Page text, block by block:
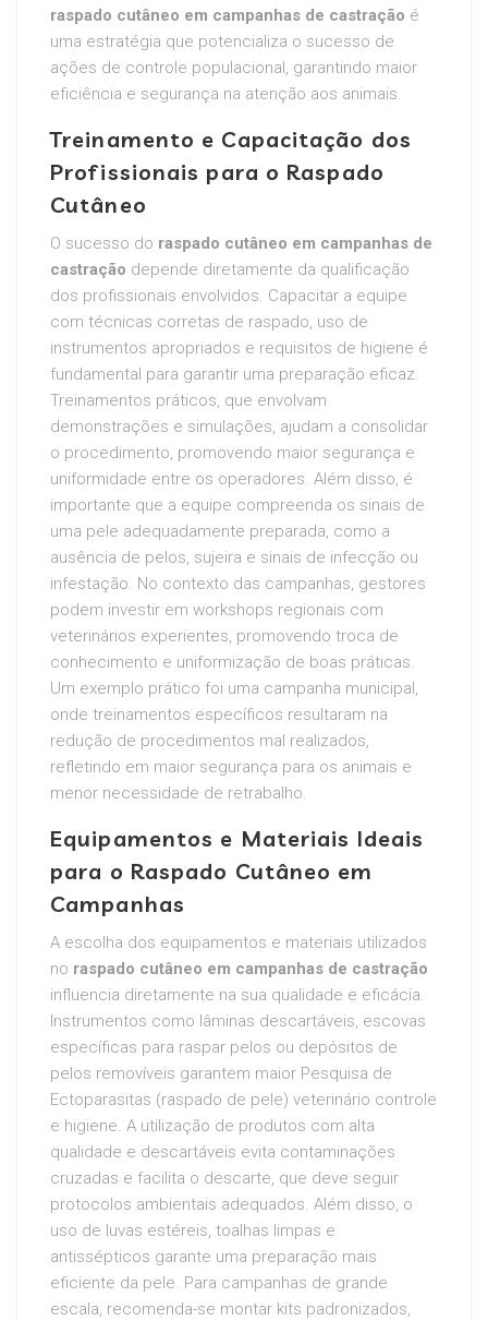
raspado cutâneo em campanhas de castração é
uma estratégia que potencializa o sucesso de
ações de controle populacional, garantindo maior
eficiência e segurança na atenção aos animais.
Treinamento e Capacitação dos
Profissionais para o Raspado
Cutâneo
O sucesso do raspado cutâneo em campanhas de
castração depende diretamente da qualificação
dos profissionais envolvidos. Capacitar a equipe
com técnicas corretas de raspado, uso de
instrumentos apropriados e requisitos de higiene é
fundamental para garantir uma preparação eficaz.
Treinamentos práticos, que envolvam
demonstrações e simulações, ajudam a consolidar
o procedimento, promovendo maior segurança e
uniformidade entre os operadores. Além disso, é
importante que a equipe compreenda os sinais de
uma pele adequadamente preparada, como a
ausência de pelos, sujeira e sinais de infecção ou
infestação. No contexto das campanhas, gestores
podem investir em workshops regionais com
veterinários experientes, promovendo troca de
conhecimento e uniformização de boas práticas.
Um exemplo prático foi uma campanha municipal,
onde treinamentos específicos resultaram na
redução de procedimentos mal realizados,
refletindo em maior segurança para os animais e
menor necessidade de retrabalho.
Equipamentos e Materiais Ideais
para o Raspado Cutâneo em
Campanhas
A escolha dos equipamentos e materiais utilizados
no raspado cutâneo em campanhas de castração
influencia diretamente na sua qualidade e eficácia.
Instrumentos como lâminas descartáveis, escovas
específicas para raspar pelos ou depósitos de
pelos removíveis garantem maior Pesquisa de
Ectoparasitas (raspado de pele) veterinário controle
e higiene. A utilização de produtos com alta
qualidade e descartáveis evita contaminações
cruzadas e facilita o descarte, que deve seguir
protocolos ambientais adequados. Além disso, o
uso de luvas estéreis, toalhas limpas e
antissépticos garante uma preparação mais
eficiente da pele. Para campanhas de grande
escala, recomenda-se montar kits padronizados,